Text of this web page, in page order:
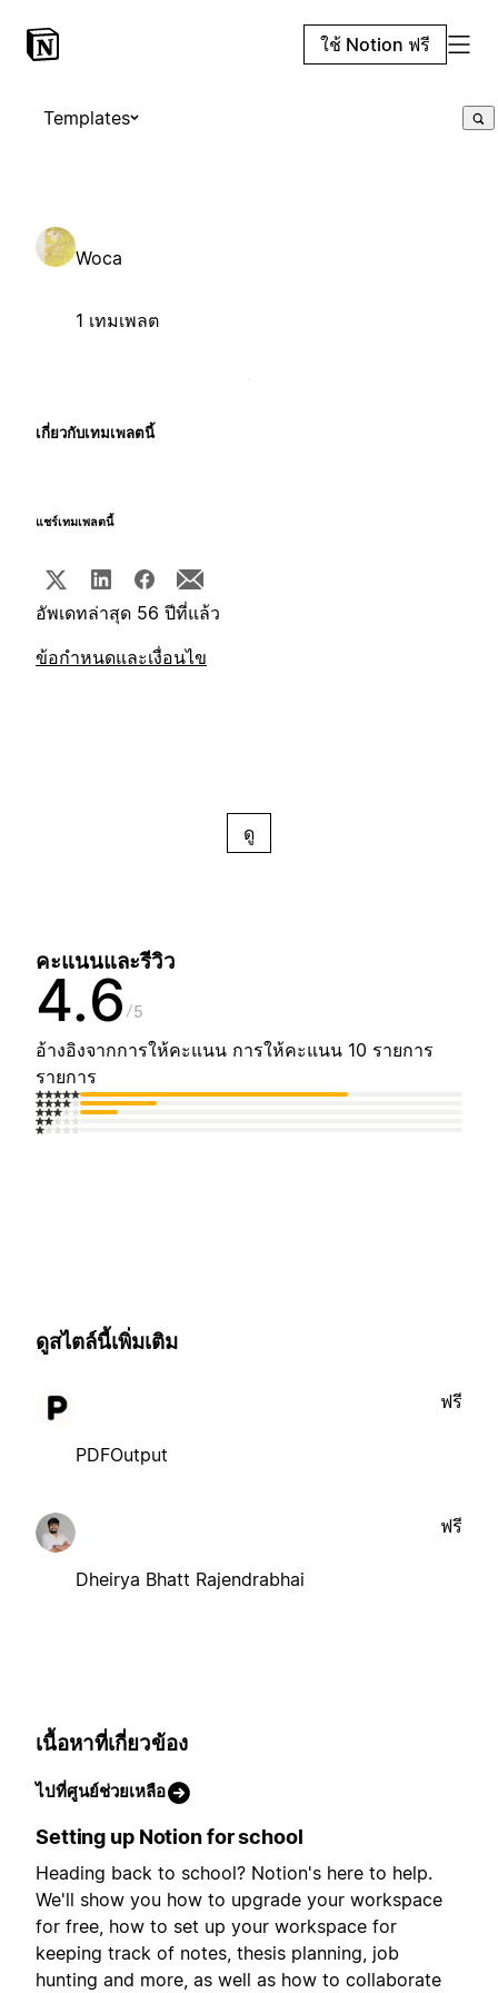
ใช้ Notion ฟรี
Templates
Woca
1 เทมเพลต
เกี่ยวกับเทมเพลตนี้
แชร์เทมเพลตนี้
อัพเดทล่าสุด 56 ปีที่แล้ว
ข้อกำหนดและเงื่อนไข
ดู
คะแนนและรีวิว
4.6 5
อ้างอิงจากการให้คะแนน การให้คะแนน 10 รายการ
รายการ
ดูสไตล์นี้เพิ่มเติม
PDFOutput
ฟรี
Dheirya Bhatt Rajendrabhai
ฟรี
เนื้อหาที่เกี่ยวข้อง
ไปที่ศูนย์ช่วยเหลือ
Setting up Notion for school
Heading back to school? Notion's here to help.
We'll show you how to upgrade your workspace
for free, how to set up your workspace for
keeping track of notes, thesis planning, job
hunting and more, as well as how to collaborate